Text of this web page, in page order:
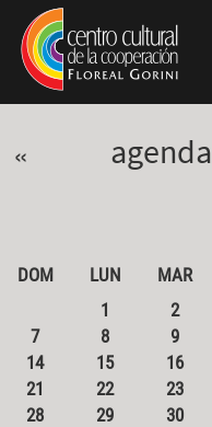
Pasar al contenido principal
Jump to main content
« agenda
DOM LUN MAR
1
2
7
8 9
14
15 16
21
22 23
28
29 30